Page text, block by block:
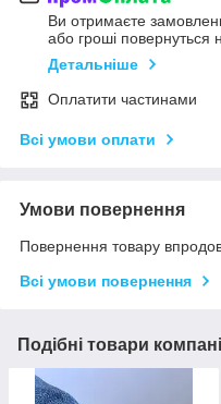
Ви отримаєте
або гроші повернуться
Детальніше
Оплатити частинами
Всі умови оплати
Умови повернення
Повернення товару
Всі умови повернення
Подібні товари